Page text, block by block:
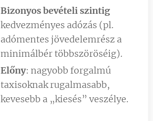
Bizonyos bevételi szintig
kedvezményes adózás (pl.
adómentes jövedelemrész a
minimálbér többszöröséig).
Előny: nagyobb forgalmú
taxisoknak rugalmasabb,
kevesebb a „kiesés” veszélye.